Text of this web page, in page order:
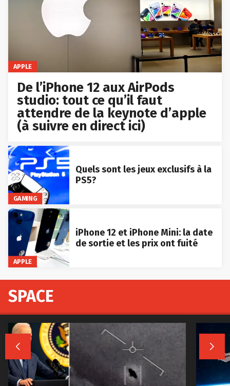
APPLE
De l’iPhone 12 aux AirPods
studio: tout ce qu’il faut
attendre de la keynote d’apple
(à suivre en direct ici)
GAMING
Quels sont les jeux exclusifs à la
PS5?
APPLE
iPhone 12 et iPhone Mini: la date
de sortie et les prix ont fuité
SPACE
 